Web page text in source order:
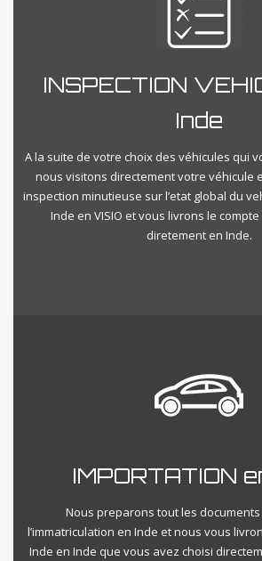
INSPECTION
Inde
A la suite de votre choix des véhicules qui
nous visitons directement votre véhicule
inspection minutieuse sur l’etat global du
Inde en VISIO et vous livrons le
diretement en Inde.
IMPORTATION
Nous preparons tout les
l’immatriculation en Inde et nous vous
Inde en Inde que vous avez choisi